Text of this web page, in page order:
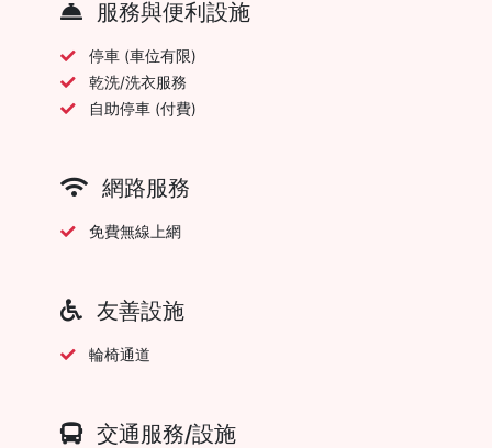
服務與便利設施
停車 (車位有限)
乾洗/洗衣服務
自助停車 (付費)
網路服務
免費無線上網
友善設施
輪椅通道
交通服務/設施